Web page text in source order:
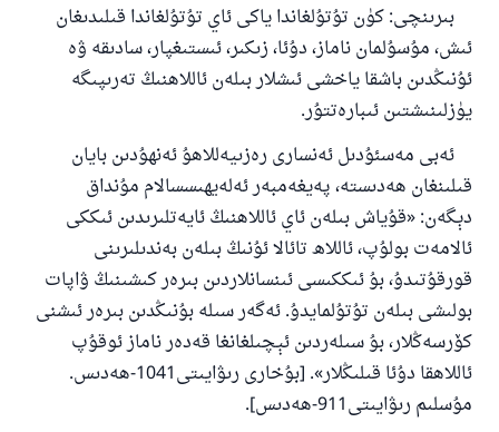
بىرىنچى: كۈن تۇتۇلغاندا ياكى ئاي تۇتۇلغاندا قىلىدىغان
ئىش، مۇسۇلمان ناماز، دۇئا، زىكىر، ئىستىغپار، سادىقە ۋە
ئۇنىڭدىن باشقا ياخشى ئىشلار بىلەن ئاللاھنىڭ تەرىپىگە
يۈزلىنىشتىن ئىبارەتتۇر.
ئەبى مەسئۇدىل ئەنسارى رەزىيەللاھۇ ئەنھۇدىن بايان
قىلىنغان ھەدىستە، پەيغەمبەر ئەلەيھىسسالام مۇنداق
دېگەن: «قۇياش بىلەن ئاي ئاللاھنىڭ ئايەتلىرىدىن ئىككى
ئالامەت بولۇپ، ئاللاھ تائالا ئۇنىڭ بىلەن بەندىلىرىنى
قورقۇتىدۇ، بۇ ئىككىسى ئىنسانلاردىن بىرەر كىشىنىڭ ۋاپات
بولىشى بىلەن تۇتۇلمايدۇ. ئەگەر سىلە بۇنىڭدىن بىرەر ئىشنى
كۆرسەڭلار، بۇ سىلەردىن ئېچىلغانغا قەدەر ناماز ئوقۇپ
ئاللاھقا دۇئا قىلىڭلار». [بۇخارى رىۋايىتى1041-ھەدىس.
مۇسلىم رىۋايىتى911-ھەدىس].